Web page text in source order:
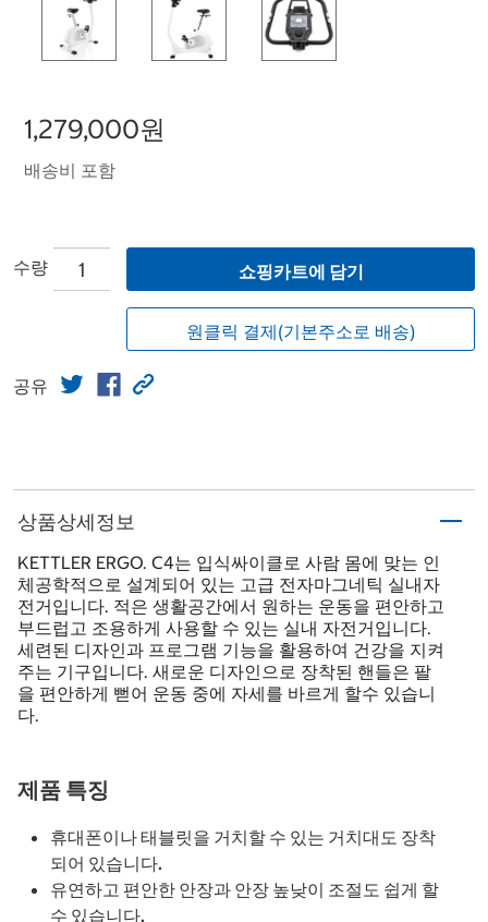
1,279,000원
배송비 포함
수량 쇼핑카트에 담기
원클릭 결제(기본주소로 배송)
공유
상품상세정보
KETTLER ERGO. C4는 입식싸이클로 사람 몸에 맞는 인
체공학적으로 설계되어 있는 고급 전자마그네틱 실내자
전거입니다. 적은 생활공간에서 원하는 운동을 편안하고
부드럽고 조용하게 사용할 수 있는 실내 자전거입니다.
세련된 디자인과 프로그램 기능을 활용하여 건강을 지켜
주는 기구입니다. 새로운 디자인으로 장착된 핸들은 팔
을 편안하게 뻗어 운동 중에 자세를 바르게 할수 있습니
다.
제품 특징
휴대폰이나 태블릿을 거치할 수 있는 거치대도 장착
되어 있습니다.
유연하고 편안한 안장과 안장 높낮이 조절도 쉽게 할
수 있습니다.